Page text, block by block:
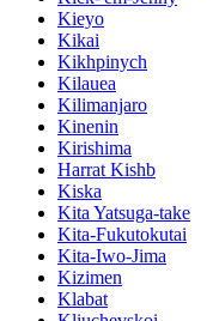
Kieyo
Kikai
Kikhpinych
Kilauea
Kilimanjaro
Kinenin
Kirishima
Harrat Kishb
Kiska
Kita Yatsuga-take
Kita-Fukutokutai
Kita-Iwo-Jima
Kizimen
Klabat